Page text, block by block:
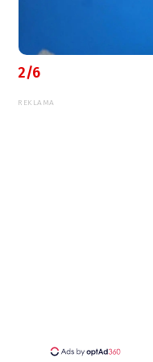
2/6
REKLAMA